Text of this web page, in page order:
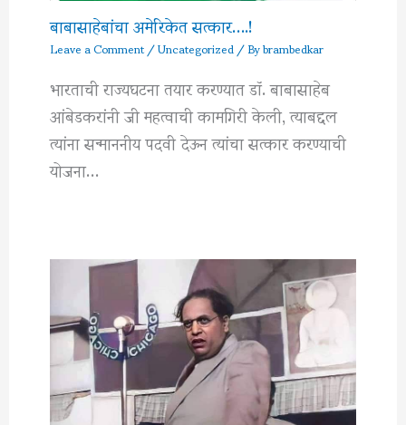
बाबासाहेबांचा अमेरिकेत सत्कार….!
Leave a Comment/Uncategorized/ Bybrambedkar
भारताची राज्यघटना तयार करण्यात डॉ. बाबासाहेब
आंबेडकरांनी जी महत्वाची कामगिरी केली, त्याबद्दल
त्यांना सन्माननीय पदवी देऊन त्यांचा सत्कार करण्याची
योजना…